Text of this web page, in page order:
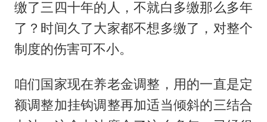
缴了三四十年的人，不就白多缴那么多年
了？时间久了大家都不想多缴了，对整个
制度的伤害可不小。
咱们国家现在养老金调整，用的一直是定
额调整加挂钩调整再加适当倾斜的三结合